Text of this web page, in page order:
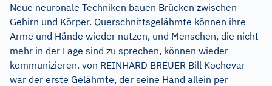
Neue neuronale Techniken bauen Brücken zwischen
Gehirn und Körper. Querschnittsgelähmte können ihre
Arme und Hände wieder nutzen, und Menschen, die nicht
mehr in der Lage sind zu sprechen, können wieder
kommunizieren. von REINHARD BREUER Bill Kochevar
war der erste Gelähmte, der seine Hand allein per